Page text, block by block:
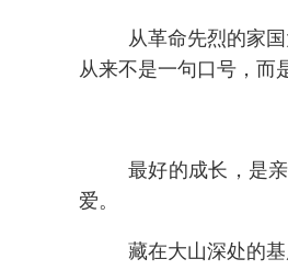
从革命先烈的家
从来不是一句口号，而
最好的成长，是
爱。
藏在大山深处的